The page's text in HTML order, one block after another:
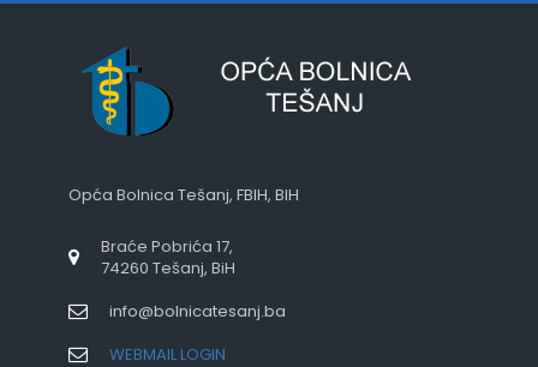
Opća Bolnica Tešanj, FBIH, BIH
Braće Pobrića 17,
74260 Tešanj, BiH
info@bolnicatesanj.ba
WEBMAIL LOGIN